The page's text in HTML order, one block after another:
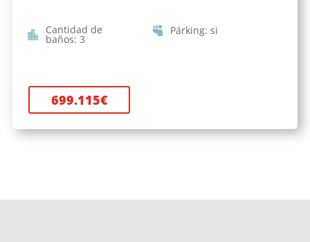
Cantidad de
baños: 3
Párking: si
699.115€